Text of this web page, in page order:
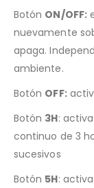
Botón ON/OFF:
nuevamente
apaga.
ambiente.
Botón OFF:
Botón 3H:
continuo de 3
sucesivos
Botón 5H: